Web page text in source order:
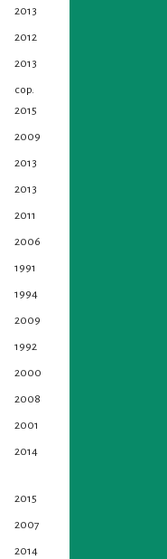
2013
2012
2013
cop.
2015
2009
2013
2013
2011
2006
1991
1994
2009
1992
2000
2008
2001
2014
2015
2007
2014